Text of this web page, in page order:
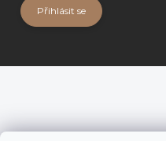
Přihlásit se